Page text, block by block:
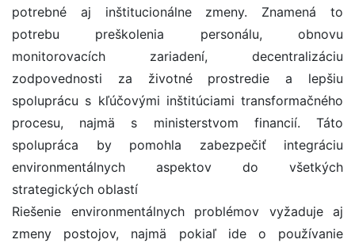
potrebné aj inštitucionálne zmeny. Znamená to
potrebu preškolenia personálu, obnovu
monitorovacích zariadení, decentralizáciu
zodpovednosti za životné prostredie a lepšiu
spoluprácu s kľúčovými inštitúciami transformačného
procesu, najmä s ministerstvom financií. Táto
spolupráca by pomohla zabezpečiť integráciu
environmentálnych aspektov do všetkých
strategických oblastí
Riešenie environmentálnych problémov vyžaduje aj
zmeny postojov, najmä pokiaľ ide o používanie